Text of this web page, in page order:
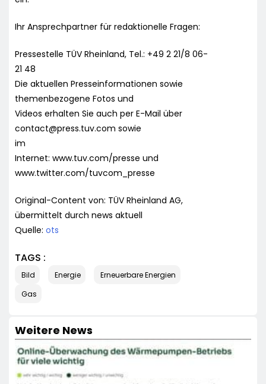
Ihr Ansprechpartner für redaktionelle Fragen:
Pressestelle TÜV Rheinland, Tel.: +49 2 21/8 06-
21 48
Die aktuellen Presseinformationen sowie
themenbezogene Fotos und
Videos erhalten Sie auch per E-Mail über
contact@press.tuv.com sowie
im
Internet: www.tuv.com/presse und
www.twitter.com/tuvcom_presse
Original-Content von: TÜV Rheinland AG,
übermittelt durch news aktuell
Quelle: ots
TAGS :
Bild Energie
Erneuerbare Energien
Gas
Weitere News